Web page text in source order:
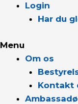
Login
Har du
Menu
Om os
Kontakt